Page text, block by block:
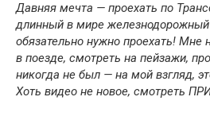
Давняя мечта — проехать по
длинный в мире
обязательно нужно проехать! Мне
в поезде, смотреть на пейзажи,
никогда не был — на мой взгляд,
Хоть видео не новое, смотреть